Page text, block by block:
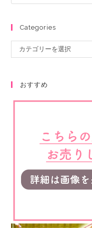
Categories
カテゴリーを選択
おすすめ